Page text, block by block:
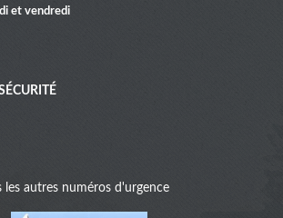
et vendredi
les autres numéros d'urgence